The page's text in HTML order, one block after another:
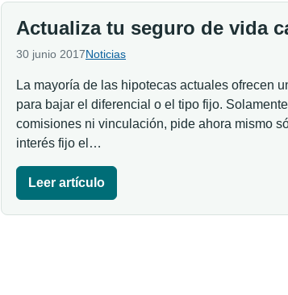
Actualiza tu seguro de vida
30 junio 2017Noticias
La mayoría de las hipotecas actuales ofrecen
para bajar el diferencial o el tipo fijo.
comisiones ni vinculación, pide ahora mismo
interés fijo el…
Leer artículo